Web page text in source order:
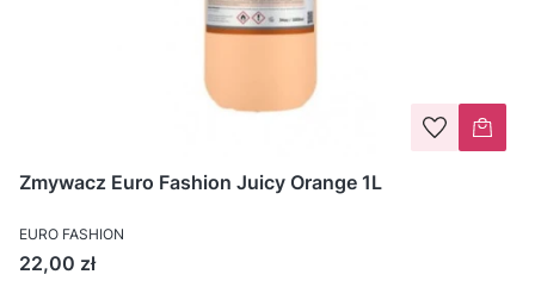
Zmywacz Euro Fashion Juicy Orange 1L
EURO FASHION
Cena
22,00 zł